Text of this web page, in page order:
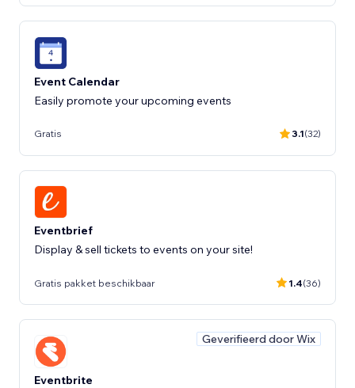
Event Calendar
Easily promote your upcoming events
Gratis 3.1(32)
Eventbrief
Display & sell tickets to events on your site!
Gratis pakket beschikbaar 1.4(36)
Geverifieerd door Wix
Eventbrite